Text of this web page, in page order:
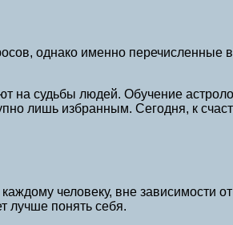
однако именно перечисленные
на судьбы людей. Обучение
лишь избранным. Сегодня, к
человеку, вне зависимости
лучше понять себя.